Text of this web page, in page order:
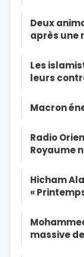
Deux
après une
Les
leurs
Macron
Radio
Royaume
Hicham
«
massive